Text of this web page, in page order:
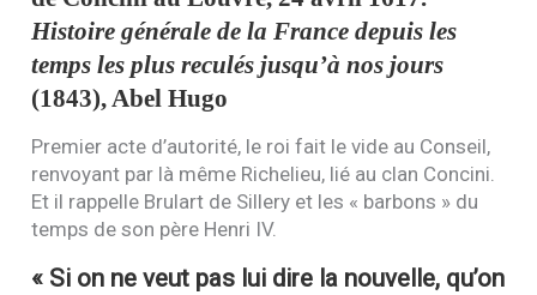
Histoire générale de la France depuis les
temps les plus reculés jusqu’à nos jours
(1843), Abel Hugo
Premier acte d’autorité, le roi fait le vide au Conseil,
renvoyant par là même Richelieu, lié au clan Concini.
Et il rappelle Brulart de Sillery et les « barbons » du
temps de son père Henri IV.
« Si on ne veut pas lui dire la nouvelle, qu’on